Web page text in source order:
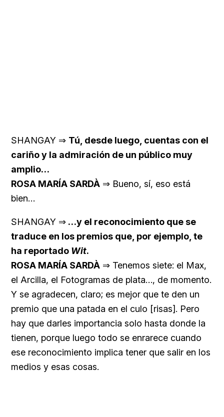
SHANGAY ⇒ Tú, desde luego, cuentas con el
cariño y la admiración de un público muy
amplio…
ROSA MARÍA SARDÀ ⇒ Bueno, sí, eso está
bien…
SHANGAY ⇒ …y el reconocimiento que se
traduce en los premios que, por ejemplo, te
ha reportado Wit.
ROSA MARÍA SARDÀ ⇒ Tenemos siete: el Max,
el Arcilla, el Fotogramas de plata…, de momento.
Y se agradecen, claro; es mejor que te den un
premio que una patada en el culo [risas]. Pero
hay que darles importancia solo hasta donde la
tienen, porque luego todo se enrarece cuando
ese reconocimiento implica tener que salir en los
medios y esas cosas.